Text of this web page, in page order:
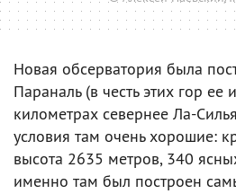
Новая обсерватория была
Параналь (в честь этих гор ее
километрах севернее Ла-
условия там очень хорошие:
высота 2635 метров, 340
именно там был построен